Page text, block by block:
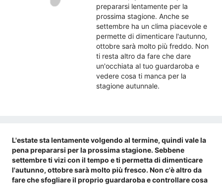
prepararsi lentamente per la
prossima stagione. Anche se
settembre ha un clima piacevole e
permette di dimenticare l'autunno,
ottobre sarà molto più freddo. Non
ti resta altro da fare che dare
un'occhiata al tuo guardaroba e
vedere cosa ti manca per la
stagione autunnale.
L'estate sta lentamente volgendo al termine, quindi vale la
pena prepararsi per la prossima stagione. Sebbene
settembre ti vizi con il tempo e ti permetta di dimenticare
l'autunno, ottobre sarà molto più fresco. Non c'è altro da
fare che sfogliare il proprio guardaroba e controllare cosa